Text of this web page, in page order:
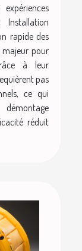
Installation
rapide des
pour
à leur
pas
ce qui
réduit